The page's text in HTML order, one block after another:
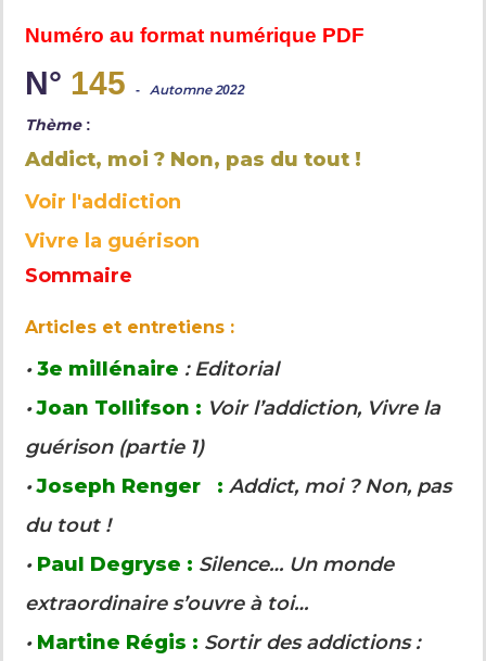
Numéro au format numérique PDF
N° 145 - Automne 2022
Thème:
Addict, moi ? Non, pas du tout !
Voir l'addiction
Vivre la guérison
Sommaire
Articles et entretiens :
•3e millénaire : Editorial
•Joan Tollifson : Voir l’addiction, Vivre la
guérison (partie 1)
•Joseph Renger : Addict, moi ? Non, pas
du tout !
• Paul Degryse : Silence… Un monde
extraordinaire s’ouvre à toi…
• Martine Régis : Sortir des addictions :